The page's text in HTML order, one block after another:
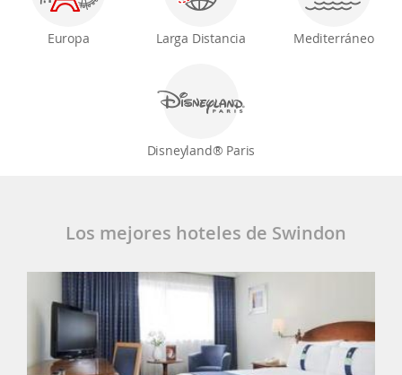
Europa Larga Distancia Mediterráneo
Disneyland® Paris
Los mejores hoteles de Swindon